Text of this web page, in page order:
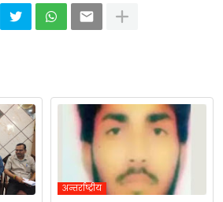
अन्तर्राष्ट्रीय